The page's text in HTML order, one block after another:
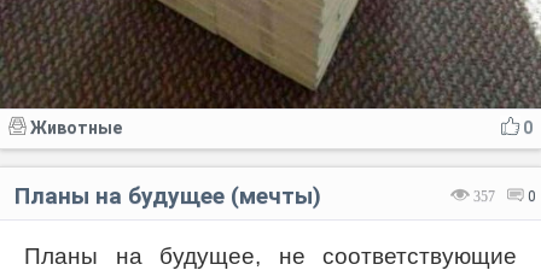
0
Животные
357 0
Планы на будущее (мечты)
Планы на будущее, не соответствующие